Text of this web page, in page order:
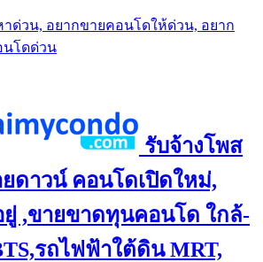
ด่วน, อยากขายคอนโดให้ด่วน, อยาก
นโดด่วน
รับจ้างโพส
ดาวน์ คอนโดเปิดใหม่,
,ขายขาดทุนคอนโด ใกล้-
รถไฟฟ้าใต้ดิน MRT,